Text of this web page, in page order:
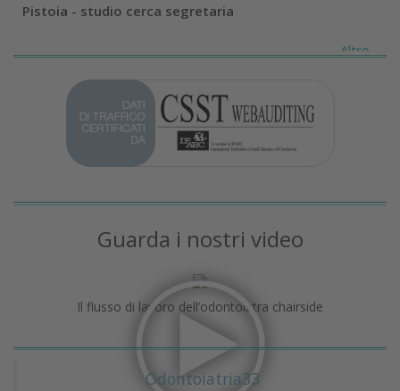
Pistoia - studio cerca segretaria
Altro...
Guarda i nostri video
Il flusso di lavoro dell’odontoiatra chairside
Odontoiatria33